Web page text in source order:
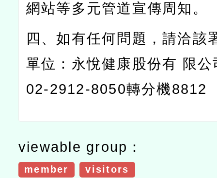
網站等多元管道宣傳周知。
四、如有任何問題，請洽該
單位：永悅健康股份有 限公
02-2912-8050轉分機8812
viewable group：
member visitors